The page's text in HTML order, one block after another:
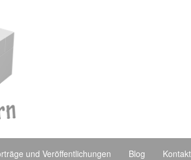
und Veröffentlichungen Blog Kontakt